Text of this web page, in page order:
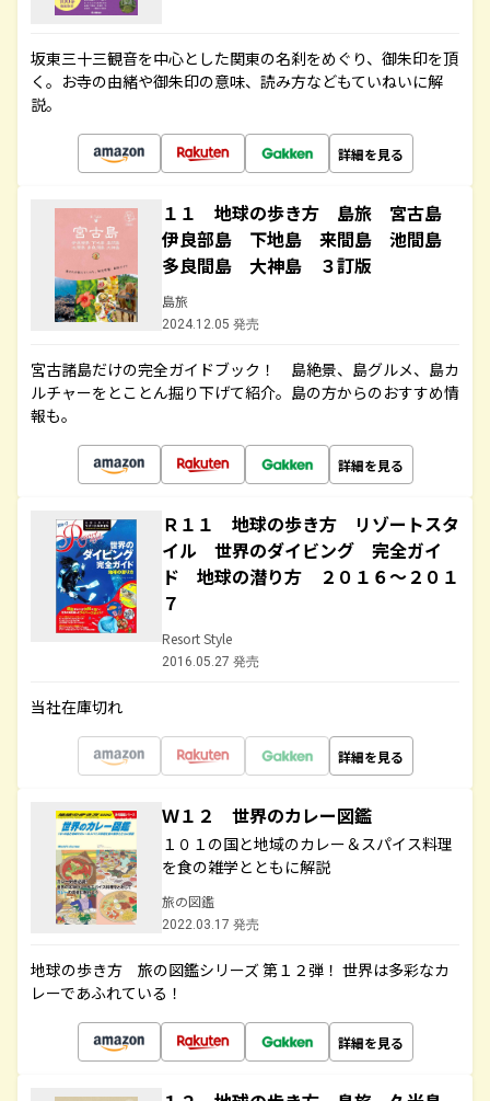
坂東三十三観音を中心とした関東の名刹をめぐり、御朱印を頂
く。お寺の由緒や御朱印の意味、読み方などもていねいに解
説。
詳細を見る
１１ 地球の歩き方 島旅 宮古島
伊良部島 下地島 来間島 池間島
多良間島 大神島 ３訂版
島旅
2024.12.05 発売
宮古諸島だけの完全ガイドブック！ 島絶景、島グルメ、島カ
ルチャーをとことん掘り下げて紹介。島の方からのおすすめ情
報も。
詳細を見る
Ｒ１１ 地球の歩き方 リゾートスタ
イル 世界のダイビング 完全ガイ
ド 地球の潜り方 ２０１６～２０１
７
Resort Style
2016.05.27 発売
当社在庫切れ
詳細を見る
Ｗ１２ 世界のカレー図鑑
１０１の国と地域のカレー＆スパイス料理
を食の雑学とともに解説
旅の図鑑
2022.03.17 発売
地球の歩き方 旅の図鑑シリーズ 第１２弾！ 世界は多彩なカ
レーであふれている！
詳細を見る